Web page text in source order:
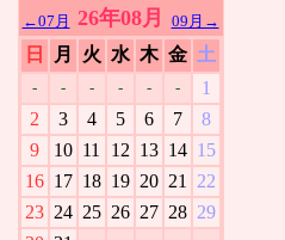
←07月 26年08月 09月→
日 月 火 水 木 金 土
- - - - - -
1
2
3 4 5 6 7
8
9
10 11 12 13 14 15
16 17 18 19 20 21
22
23 24 25 26 27 28 29